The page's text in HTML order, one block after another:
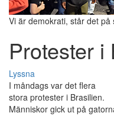
Vi är demokrati, står det
Protester i
Lyssna
I måndags var det flera
stora protester i Brasilien.
Människor gick ut på